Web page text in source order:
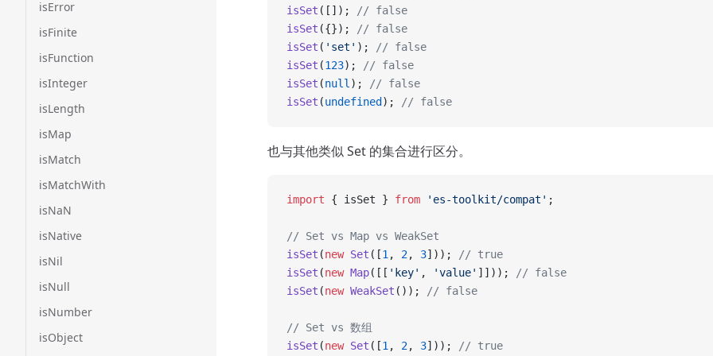
isError
isFinite
isFunction
isInteger
isLength
isMap
isMatch
isMatchWith
isNaN
isNative
isNil
isNull
isNumber
isObject
isSet ([]);
// false
isSet ({});
// false
isSet ( 'set' );
// false
isSet (123);
// false
isSet (null );
// false
isSet (undefined ); // false
也与其他类似 Set 的集合进行区分。
import { isSet } from 'es-toolkit/compat' ;
// Set vs Map vs WeakSet
isSet (new Set ([1 , 2, 3]));
// true
isSet (new Map([[ 'key' , 'value' ]]));
// false
isSet (new WeakSet ()); // false
// Set vs 数组
isSet (new Set ([1 , 2, 3])); // true